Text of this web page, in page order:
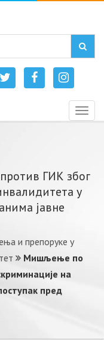
ГИК због
у
јавне
и препоруке у
Мишљење по
на
пред